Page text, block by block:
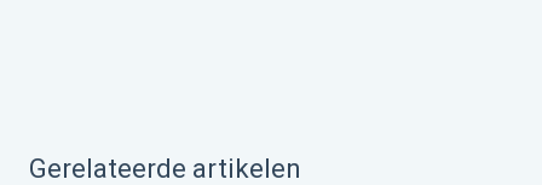
Gerelateerde artikelen